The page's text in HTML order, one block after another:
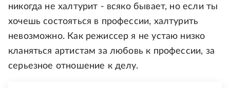
никогда не халтурит - всяко бывает, но если ты
хочешь состояться в профессии, халтурить
невозможно. Как режиссер я не устаю низко
кланяться артистам за любовь к профессии, за
серьезное отношение к делу.